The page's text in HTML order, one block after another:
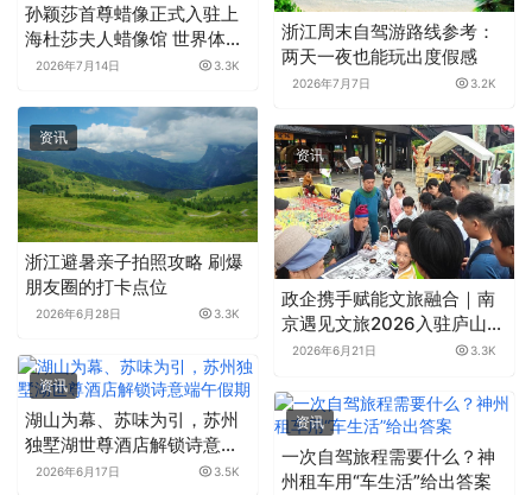
孙颖莎首尊蜡像正式入驻上
海杜莎夫人蜡像馆 世界体育
名人嘉年华暑期荣耀开启
2026年7月14日 3.3K
浙江周末自驾游路线参考：
两天一夜也能玩出度假感
2026年7月7日 3.2K
资讯
浙江避暑亲子拍照攻略 刷爆
朋友圈的打卡点位
2026年6月28日 3.3K
资讯
政企携手赋能文旅融合｜南
京遇见文旅2026入驻庐山
《东林莲华境》 江西首个文
2026年6月21日 3.3K
资讯
湖山为幕、苏味为引，苏州
独墅湖世尊酒店解锁诗意端
午假期
2026年6月17日 3.5K
资讯
一次自驾旅程需要什么？神
州租车用“车生活”给出答案